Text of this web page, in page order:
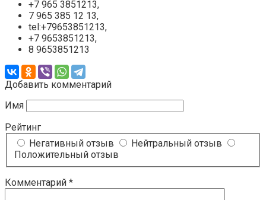
+7 965 3851213,
7 965 385 12 13,
tel:+79653851213,
+7 9653851213,
8 9653851213
Добавить комментарий
Имя
Рейтинг
Негативный отзыв
Нейтральный отзыв
Положительный отзыв
Комментарий *